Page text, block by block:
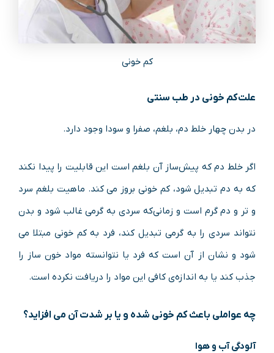
کم خونی
علت کم خونی در طب سنتی
در بدن چهار خلط دم، بلغم، صفرا و سودا وجود دارد.
اگر خلط دم که پیش‌ساز آن بلغم است این قابلیت را پیدا نکند
که به دم تبدیل شود، کم‌ خونی بروز می‌ کند. ماهیت بلغم سرد
و تر و دم گرم است و زمانی‌که سردی به ‌گرمی غالب شود و بدن
نتواند سردی را به ‌گرمی تبدیل کند، فرد به کم‌ خونی مبتلا می
‌شود و نشان از آن است که فرد یا نتوانسته مواد خون ‌ساز را
جذب کند یا به اندازه‌ی کافی این مواد را دریافت نکرده است.
چه عواملی باعث کم خونی شده و یا بر شدت آن می ‌افزاید؟
آلودگی آب ‌و هوا